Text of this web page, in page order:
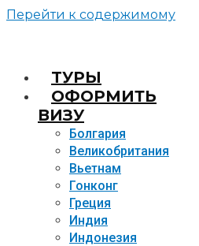
Перейти к содержимому
TУРЫ
ОФОРМИТЬ
ВИЗУ
Болгария
Великобритания
Вьетнам
Гонконг
Греция
Индия
Индонезия